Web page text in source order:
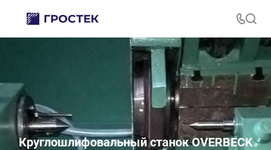
Круглошлифовальный станок OVERBECK